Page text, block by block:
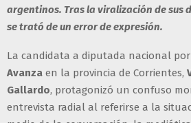
argentinos. Tras la viralización de sus
se trató de un error de expresión.
La candidata a diputada nacional por
Avanza en la provincia de Corrientes,
Gallardo, protagonizó un confuso
entrevista radial al referirse a la